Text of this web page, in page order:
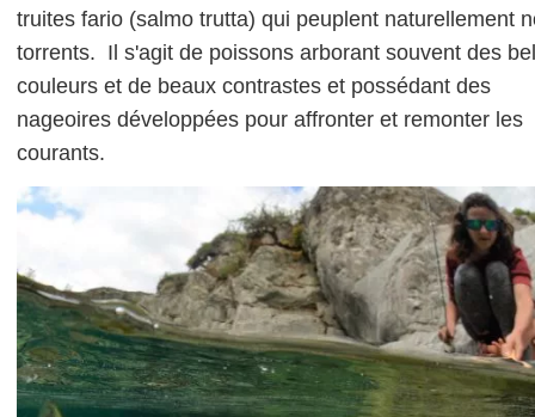
truites fario (salmo trutta) qui peuplent naturellement
torrents. Il s'agit de poissons arborant souvent des
couleurs et de beaux contrastes et possédant des
nageoires développées pour affronter et remonter les
courants.